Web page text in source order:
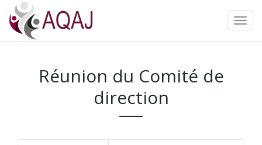
Réunion du Comité de
direction